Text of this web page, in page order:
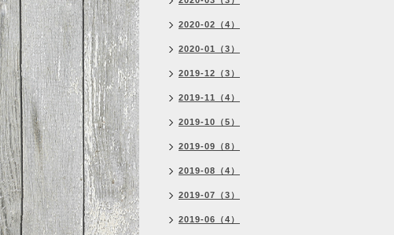
2020-02（4）
2020-01（3）
2019-12（3）
2019-11（4）
2019-10（5）
2019-09（8）
2019-08（4）
2019-07（3）
2019-06（4）